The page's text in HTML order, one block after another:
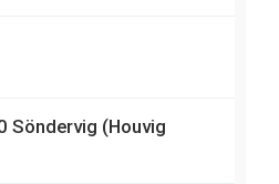
Söndervig (Houvig